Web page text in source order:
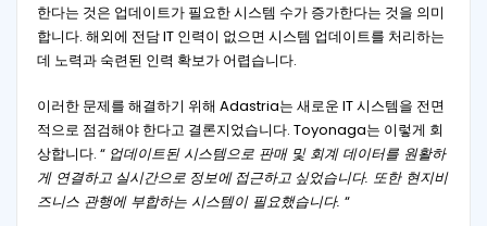
한다는 것은 업데이트가 필요한 시스템 수가 증가한다는 것을 의미
합니다. 해외에 전담 IT 인력이 없으면 시스템 업데이트를 처리하는
데 노력과 숙련된 인력 확보가 어렵습니다.
이러한 문제를 해결하기 위해 Adastria는 새로운 IT 시스템을 전면
적으로 점검해야 한다고 결론지었습니다. Toyonaga는 이렇게 회
상합니다. “ 업데이트된 시스템으로 판매 및 회계 데이터를 원활하
게 연결하고 실시간으로 정보에 접근하고 싶었습니다. 또한 현지비
즈니스 관행에 부합하는 시스템이 필요했습니다. “